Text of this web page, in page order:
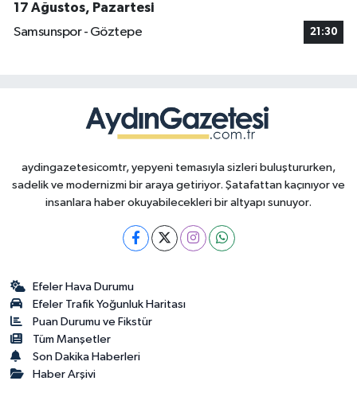
17 Ağustos, Pazartesi
Samsunspor - Göztepe
21:30
aydingazetesicomtr, yepyeni temasıyla sizleri buluştururken,
sadelik ve modernizmi bir araya getiriyor. Şatafattan kaçınıyor ve
insanlara haber okuyabilecekleri bir altyapı sunuyor.
Efeler Hava Durumu
Efeler Trafik Yoğunluk Haritası
Puan Durumu ve Fikstür
Tüm Manşetler
Son Dakika Haberleri
Haber Arşivi